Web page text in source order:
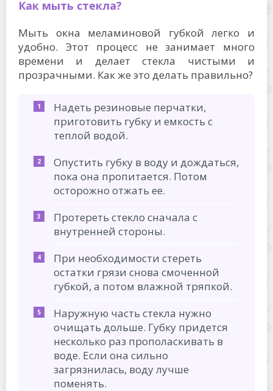
Как мыть стекла?
Мыть окна меламиновой губкой легко и
удобно. Этот процесс не занимает много
времени и делает стекла чистыми и
прозрачными. Как же это делать правильно?
Надеть резиновые перчатки,
приготовить губку и емкость с
теплой водой.
Опустить губку в воду и дождаться,
пока она пропитается. Потом
осторожно отжать ее.
Протереть стекло сначала с
внутренней стороны.
При необходимости стереть
остатки грязи снова смоченной
губкой, а потом влажной тряпкой.
Наружную часть стекла нужно
очищать дольше. Губку придется
несколько раз прополаскивать в
воде. Если она сильно
загрязнилась, воду лучше
поменять.